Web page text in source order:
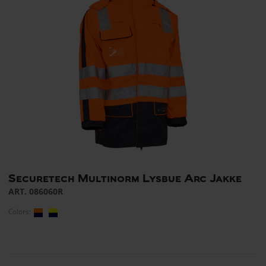
Securetech Multinorm Lysbue Arc Jakke
ART. 086060R
Colors: